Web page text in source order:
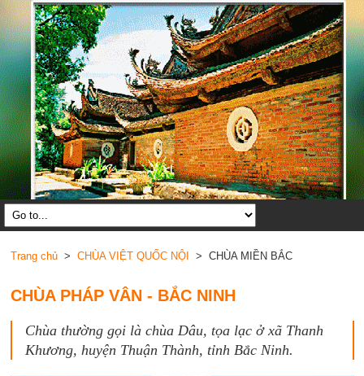
Trang chủ> CHÙA VIỆT QUỐC NỘI > CHÙA MIỀN BẮC
CHÙA PHÁP VÂN - BẮC NINH
Chùa thường gọi là chùa Dâu, tọa lạc ở xã Thanh
Khương, huyện Thuận Thành, tỉnh Bắc Ninh.